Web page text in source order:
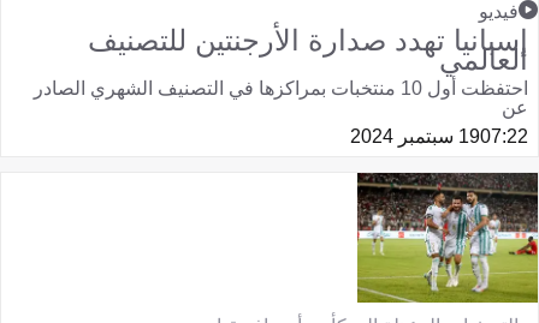
فيديو
إسبانيا تهدد صدارة الأرجنتين للتصنيف
العالمي
احتفظت أول 10 منتخبات بمراكزها في التصنيف الشهري الصادر
عن
07:2219 سبتمبر 2024